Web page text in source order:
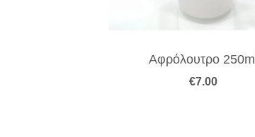
Αφρόλουτρο 250ml
€7.00